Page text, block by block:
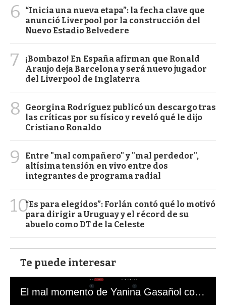
6
“Inicia una nueva etapa”: la fecha clave que
anunció Liverpool por la construcción del
Nuevo Estadio Belvedere
7
¡Bombazo! En España afirman que Ronald
Araujo deja Barcelona y será nuevo jugador
del Liverpool de Inglaterra
8
Georgina Rodríguez publicó un descargo tras
las críticas por su físico y reveló qué le dijo
Cristiano Ronaldo
9
Entre "mal compañero" y "mal perdedor",
altísima tensión en vivo entre dos
integrantes de programa radial
10“Es para elegidos”: Forlán contó qué lo motivó
para dirigir a Uruguay y el récord de su
abuelo como DT de la Celeste
Te puede interesar
El mal momento de Yanina Gasañol con un hincha argentino en "Subrayado"